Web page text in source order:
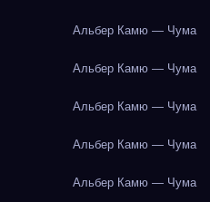
Альбер Камю — Чума
Альбер Камю — Чума
Альбер Камю — Чума
Альбер Камю — Чума
Альбер Камю — Чума